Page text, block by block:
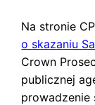
Na stronie
o skazaniu
Crown
publicznej
prowadzenie